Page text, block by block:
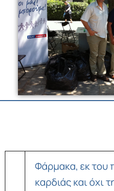
Φάρμακα, εκ του
καρδιάς και όχι